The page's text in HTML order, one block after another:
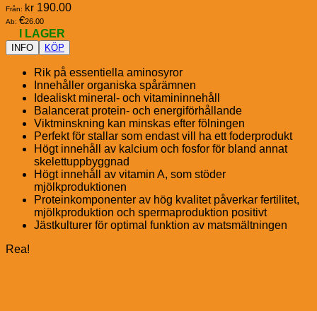
Från: kr 190.00
Ab: €26.00
I LAGER
INFO KÖP
Rik på essentiella aminosyror
Innehåller organiska spårämnen
Idealiskt mineral- och vitamininnehåll
Balancerat protein- och energiförhållande
Viktminskning kan minskas efter fölningen
Perfekt för stallar som endast vill ha ett foderprodukt
Högt innehåll av kalcium och fosfor för bland annat
skelettuppbyggnad
Högt innehåll av vitamin A, som stöder
mjölkproduktionen
Proteinkomponenter av hög kvalitet påverkar fertilitet,
mjölkproduktion och spermaproduktion positivt
Jästkulturer för optimal funktion av matsmältningen
Rea!